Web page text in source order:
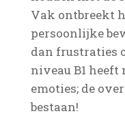
Vak ontbreekt
persoonlijke
dan frustraties
niveau B1
emoties; de
bestaan!